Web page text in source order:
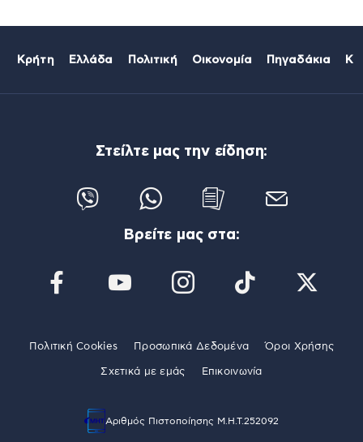
Κρήτη Ελλάδα Πολιτική Οικονομία Πηγαδάκια
Στείλτε μας την είδηση:
Βρείτε μας στα:
Πολιτική Cookies Προσωπικά Δεδομένα Όροι Χρήσης
Σχετικά με εμάς Επικοινωνία
Αριθμός Πιστοποίησης Μ.Η.Τ.252092